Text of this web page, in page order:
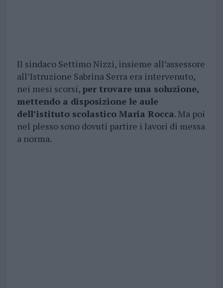
Il sindaco Settimo Nizzi, insieme all’assessore
all’Istruzione Sabrina Serra era intervenuto,
nei mesi scorsi, per trovare una soluzione,
mettendo a disposizione le aule
dell’istituto scolastico Maria Rocca. Ma poi
nel plesso sono dovuti partire i lavori di messa
a norma.